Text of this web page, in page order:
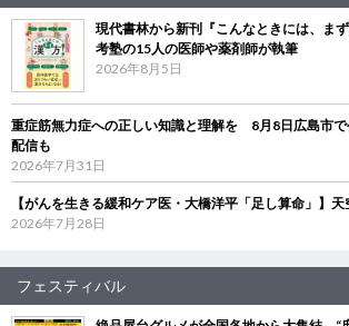
現代書林から新刊『こんなときには、ま
考塾の15人の医師や薬剤師が執筆
2026年8月5日
重症筋無力症への正しい知識と理解を 8月8日広島市
配信も
2026年7月31日
【がんを生きる緩和ケア医・大橋洋平「足し算命」】
2026年7月28日
フェスティバル